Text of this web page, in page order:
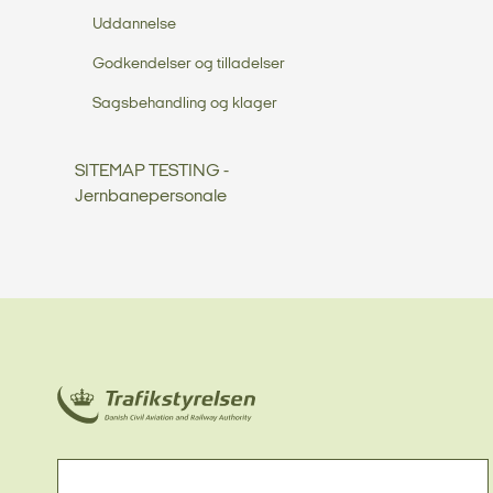
Uddannelse
Godkendelser og tilladelser
Sagsbehandling og klager
SITEMAP TESTING -
Jernbanepersonale